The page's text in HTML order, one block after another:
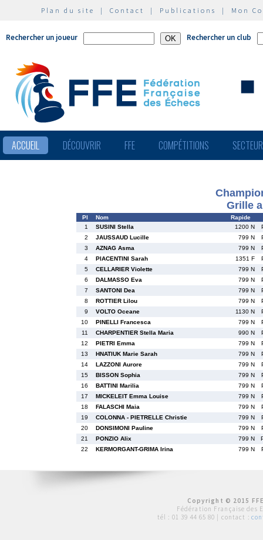
Plan du site | Contact | Publications | Mon
Rechercher un joueur Rechercher un club
ACCUEIL DÉCOUVRIR FFE COMPÉTITIONS
Grille
Pl Nom
Rapide
1
SUSINI Stella 1200 N
2
JAUSSAUD Lucille 799 N
3
AZNAG Asma 799 N
4
PIACENTINI Sarah 1351 F
5
CELLARIER Violette 799 N
6
DALMASSO Eva 799 N
7
SANTONI Dea 799 N
8
ROTTIER Lilou 799 N
9
VOLTO Oceane 1130 N
10
PINELLI Francesca 799 N
11
CHARPENTIER Stella Maria 990 N
12
PIETRI Emma 799 N
13
HNATIUK Marie Sarah 799 N
14
LAZZONI Aurore 799 N
15
BISSON Sophia 799 N
16
BATTINI Marilia 799 N
17
MICKELEIT Emma Louise 799 N
18
FALASCHI Maia 799 N
19
COLONNA - PIETRELLE Christie 799 N
20
DONSIMONI Pauline 799 N
21
PONZIO Alix 799 N
22
KERMORGANT-GRIMA Irina 799 N
Copyright © 2015
Fédération Française des
tél : 01 39 44 65 80 | contact :